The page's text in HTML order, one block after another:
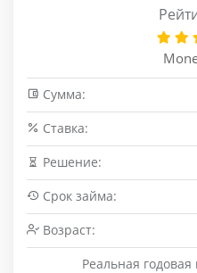
Сумма:
Cтавка:
Решение:
Срок займа:
Возраст:
Реальная